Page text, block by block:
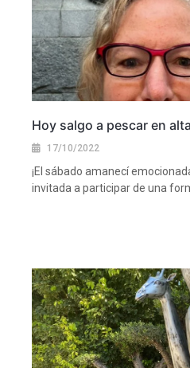
Hoy salgo a pescar en
17/10/2022
¡El sábado amanecí
invitada a participar de una